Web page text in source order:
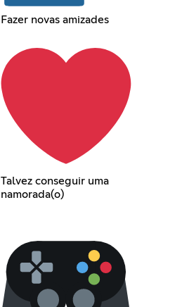
Fazer novas amizades
Talvez conseguir uma
namorada(o)